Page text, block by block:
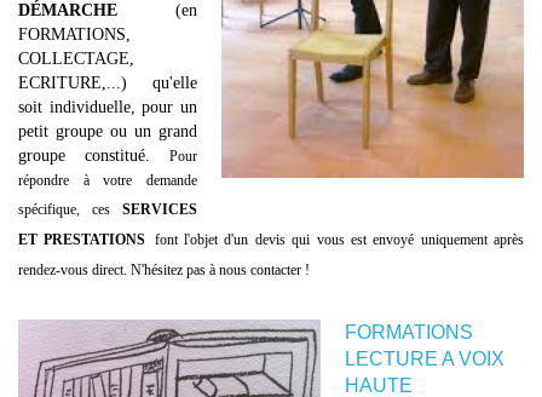
DÉMARCHE (en
FORMATIONS,
COLLECTAGE,
ECRITURE,...) qu'elle
soit individuelle, pour un
petit groupe ou un grand
groupe constitué. Pour
répondre à votre demande
spécifique, ces SERVICES
ET PRESTATIONS font l'objet d'un devis qui vous est envoyé uniquement après
rendez-vous direct. N'hésitez pas à nous contacter !
FORMATIONS
LECTURE A VOIX
HAUTE